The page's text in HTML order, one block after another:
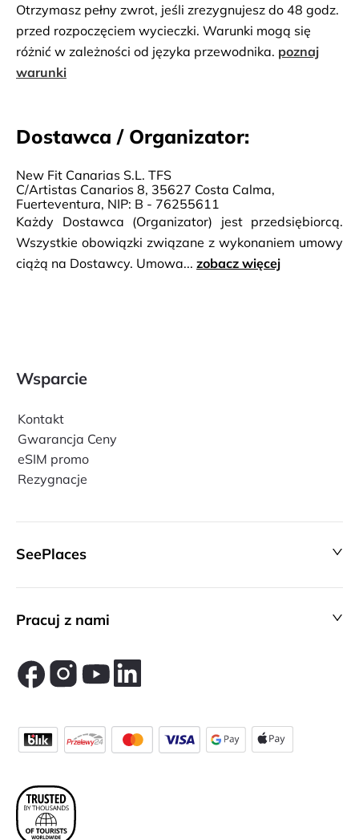
Otrzymasz pełny zwrot, jeśli zrezygnujesz do 48 godz.
przed rozpoczęciem wycieczki. Warunki mogą się
różnić w zależności od języka przewodnika. poznaj
warunki
Dostawca / Organizator:
New Fit Canarias S.L. TFS
C/Artistas Canarios 8, 35627 Costa Calma,
Fuerteventura, NIP: B - 76255611
Każdy Dostawca (Organizator) jest przedsiębiorcą.
Wszystkie obowiązki związane z wykonaniem umowy
ciążą na Dostawcy. Umowa... zobacz więcej
Wsparcie
Kontakt
Gwarancja Ceny
eSIM promo
Rezygnacje
SeePlaces
Pracuj z nami